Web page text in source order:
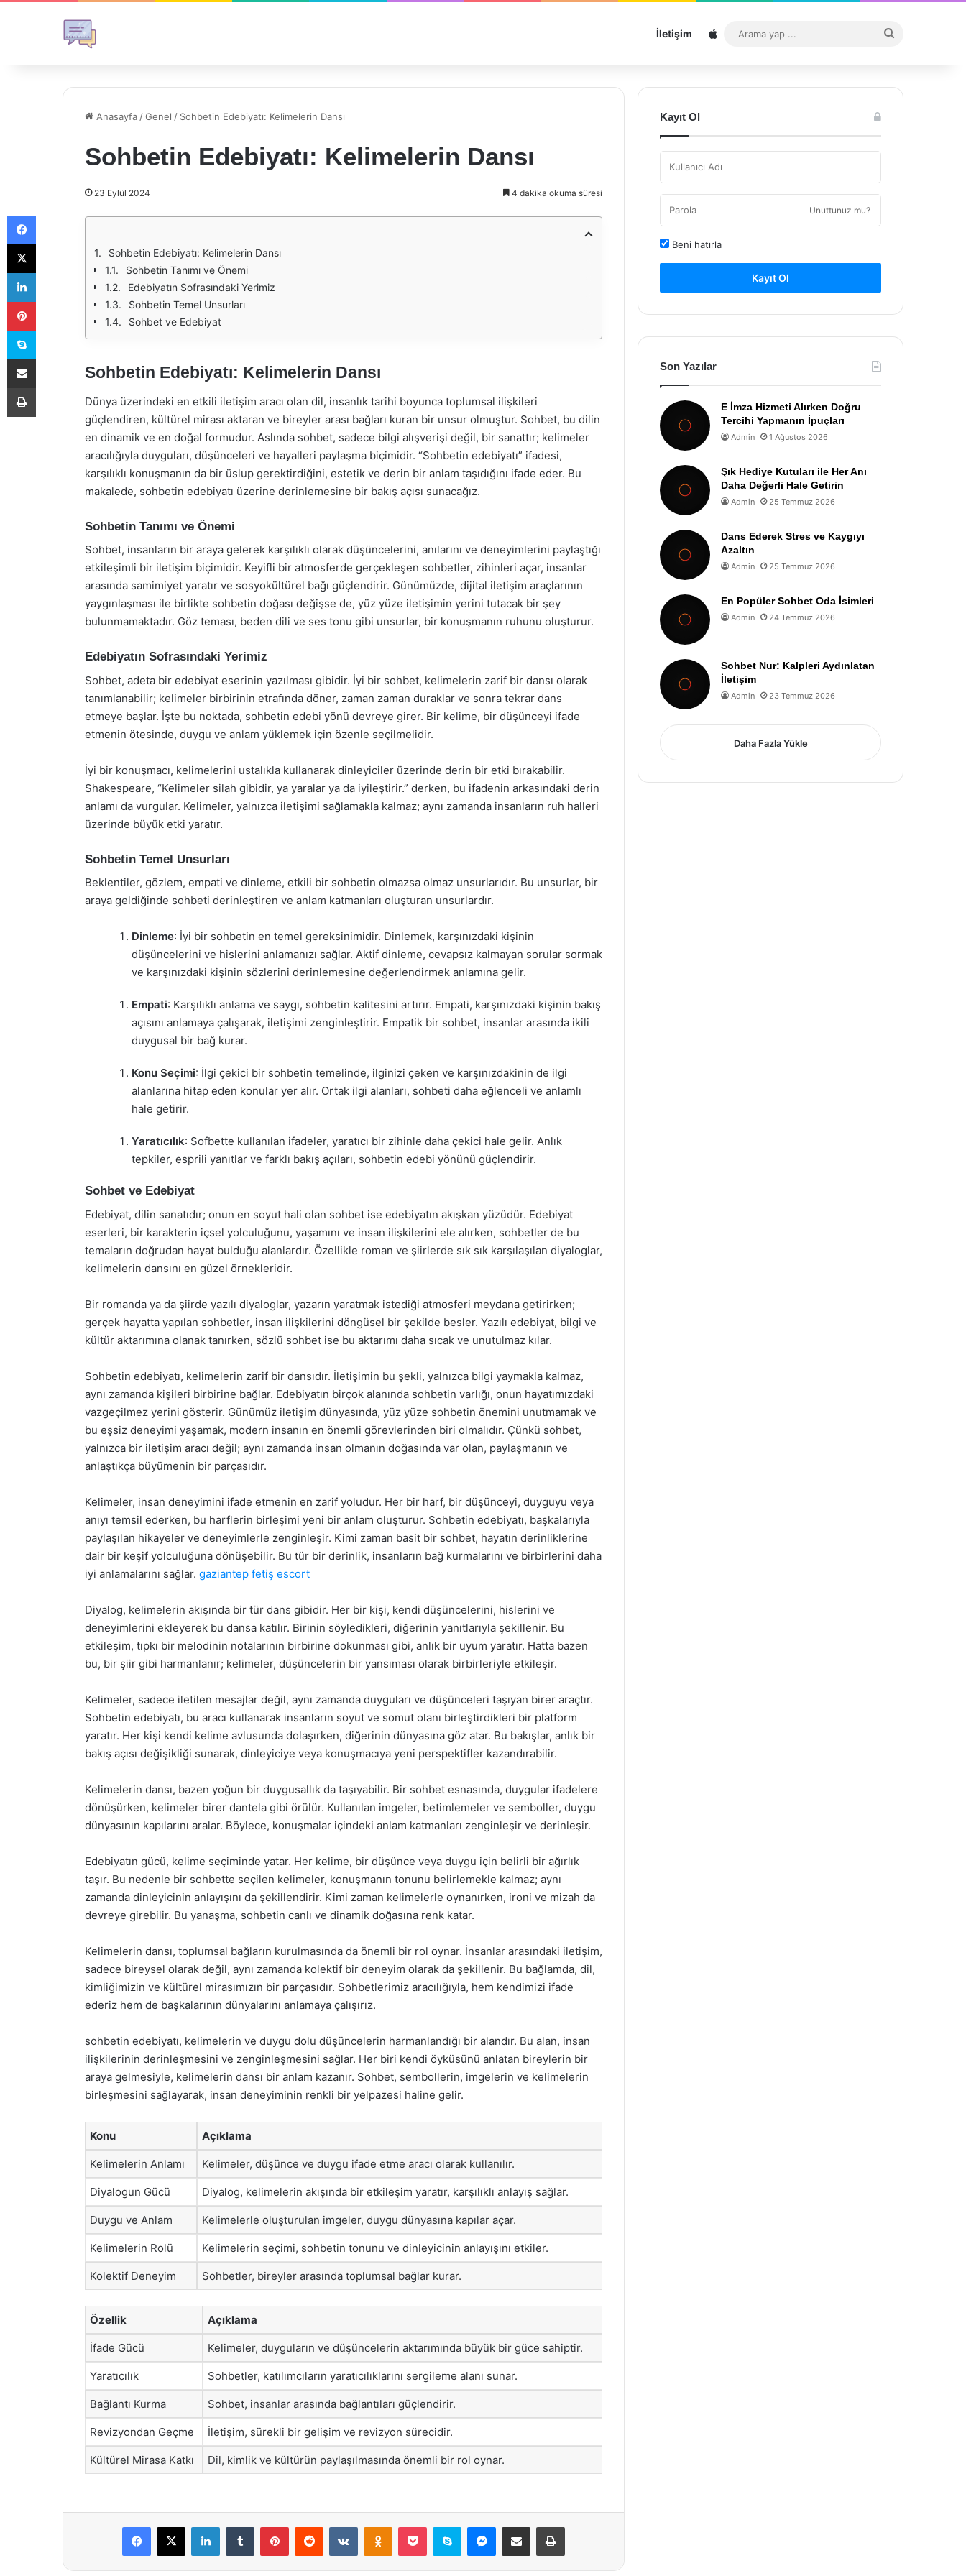
İletişim Sitemap
...
Anasayfa /Genel / Sohbetin Edebiyatı: Kelimelerin Dansı
Sohbetin Edebiyatı: Kelimelerin Dansı
23 Eylül 2024 4 dakika okuma süresi
Sohbetin Edebiyatı: Kelimelerin Dansı
Sohbetin Tanımı ve Önemi
Edebiyatın Sofrasındaki Yerimiz
Sohbetin Temel Unsurları
Sohbet ve Edebiyat
Sohbetin Edebiyatı: Kelimelerin Dansı
Dünya üzerindeki en etkili iletişim aracı olan dil, insanlık tarihi boyunca toplumsal ilişkileri
güçlendiren, kültürel mirası aktaran ve bireyler arası bağları kuran bir unsur olmuştur. Sohbet, bu dilin
en dinamik ve en doğal formudur. Aslında sohbet, sadece bilgi alışverişi değil, bir sanattır; kelimeler
aracılığıyla duyguları, düşünceleri ve hayalleri paylaşma biçimidir. “Sohbetin edebiyatı” ifadesi,
karşılıklı konuşmanın da bir üslup gerektirdiğini, estetik ve derin bir anlam taşıdığını ifade eder. Bu
makalede, sohbetin edebiyatı üzerine derinlemesine bir bakış açısı sunacağız.
Sohbetin Tanımı ve Önemi
Sohbet, insanların bir araya gelerek karşılıklı olarak düşüncelerini, anılarını ve deneyimlerini paylaştığı
etkileşimli bir iletişim biçimidir. Keyifli bir atmosferde gerçekleşen sohbetler, zihinleri açar, insanlar
arasında samimiyet yaratır ve sosyokültürel bağı güçlendirir. Günümüzde, dijital iletişim araçlarının
yaygınlaşması ile birlikte sohbetin doğası değişse de, yüz yüze iletişimin yerini tutacak bir şey
bulunmamaktadır. Göz teması, beden dili ve ses tonu gibi unsurlar, bir konuşmanın ruhunu oluşturur.
Edebiyatın Sofrasındaki Yerimiz
Sohbet, adeta bir edebiyat eserinin yazılması gibidir. İyi bir sohbet, kelimelerin zarif bir dansı olarak
tanımlanabilir; kelimeler birbirinin etrafında döner, zaman zaman duraklar ve sonra tekrar dans
etmeye başlar. İşte bu noktada, sohbetin edebi yönü devreye girer. Bir kelime, bir düşünceyi ifade
etmenin ötesinde, duygu ve anlam yüklemek için özenle seçilmelidir.
İyi bir konuşmacı, kelimelerini ustalıkla kullanarak dinleyiciler üzerinde derin bir etki bırakabilir.
Shakespeare, “Kelimeler silah gibidir, ya yaralar ya da iyileştirir.” derken, bu ifadenin arkasındaki derin
anlamı da vurgular. Kelimeler, yalnızca iletişimi sağlamakla kalmaz; aynı zamanda insanların ruh halleri
üzerinde büyük etki yaratır.
Sohbetin Temel Unsurları
Beklentiler, gözlem, empati ve dinleme, etkili bir sohbetin olmazsa olmaz unsurlarıdır. Bu unsurlar, bir
araya geldiğinde sohbeti derinleştiren ve anlam katmanları oluşturan unsurlardır.
Dinleme: İyi bir sohbetin en temel gereksinimidir. Dinlemek, karşınızdaki kişinin
düşüncelerini ve hislerini anlamanızı sağlar. Aktif dinleme, cevapsız kalmayan sorular sormak
ve karşınızdaki kişinin sözlerini derinlemesine değerlendirmek anlamına gelir.
Empati: Karşılıklı anlama ve saygı, sohbetin kalitesini artırır. Empati, karşınızdaki kişinin bakış
açısını anlamaya çalışarak, iletişimi zenginleştirir. Empatik bir sohbet, insanlar arasında ikili
duygusal bir bağ kurar.
Konu Seçimi: İlgi çekici bir sohbetin temelinde, ilginizi çeken ve karşınızdakinin de ilgi
alanlarına hitap eden konular yer alır. Ortak ilgi alanları, sohbeti daha eğlenceli ve anlamlı
hale getirir.
Yaratıcılık: Sofbette kullanılan ifadeler, yaratıcı bir zihinle daha çekici hale gelir. Anlık
tepkiler, esprili yanıtlar ve farklı bakış açıları, sohbetin edebi yönünü güçlendirir.
Sohbet ve Edebiyat
Edebiyat, dilin sanatıdır; onun en soyut hali olan sohbet ise edebiyatın akışkan yüzüdür. Edebiyat
eserleri, bir karakterin içsel yolculuğunu, yaşamını ve insan ilişkilerini ele alırken, sohbetler de bu
temaların doğrudan hayat bulduğu alanlardır. Özellikle roman ve şiirlerde sık sık karşılaşılan diyaloglar,
kelimelerin dansını en güzel örnekleridir.
Bir romanda ya da şiirde yazılı diyaloglar, yazarın yaratmak istediği atmosferi meydana getirirken;
gerçek hayatta yapılan sohbetler, insan ilişkilerini döngüsel bir şekilde besler. Yazılı edebiyat, bilgi ve
kültür aktarımına olanak tanırken, sözlü sohbet ise bu aktarımı daha sıcak ve unutulmaz kılar.
Sohbetin edebiyatı, kelimelerin zarif bir dansıdır. İletişimin bu şekli, yalnızca bilgi yaymakla kalmaz,
aynı zamanda kişileri birbirine bağlar. Edebiyatın birçok alanında sohbetin varlığı, onun hayatımızdaki
vazgeçilmez yerini gösterir. Günümüz iletişim dünyasında, yüz yüze sohbetin önemini unutmamak ve
bu eşsiz deneyimi yaşamak, modern insanın en önemli görevlerinden biri olmalıdır. Çünkü sohbet,
yalnızca bir iletişim aracı değil; aynı zamanda insan olmanın doğasında var olan, paylaşmanın ve
anlaştıkça büyümenin bir parçasıdır.
Kelimeler, insan deneyimini ifade etmenin en zarif yoludur. Her bir harf, bir düşünceyi, duyguyu veya
anıyı temsil ederken, bu harflerin birleşimi yeni bir anlam oluşturur. Sohbetin edebiyatı, başkalarıyla
paylaşılan hikayeler ve deneyimlerle zenginleşir. Kimi zaman basit bir sohbet, hayatın derinliklerine
dair bir keşif yolculuğuna dönüşebilir. Bu tür bir derinlik, insanların bağ kurmalarını ve birbirlerini daha
iyi anlamalarını sağlar. gaziantep fetiş escort
Diyalog, kelimelerin akışında bir tür dans gibidir. Her bir kişi, kendi düşüncelerini, hislerini ve
deneyimlerini ekleyerek bu dansa katılır. Birinin söyledikleri, diğerinin yanıtlarıyla şekillenir. Bu
etkileşim, tıpkı bir melodinin notalarının birbirine dokunması gibi, anlık bir uyum yaratır. Hatta bazen
bu, bir şiir gibi harmanlanır; kelimeler, düşüncelerin bir yansıması olarak birbirleriyle etkileşir.
Kelimeler, sadece iletilen mesajlar değil, aynı zamanda duyguları ve düşünceleri taşıyan birer araçtır.
Sohbetin edebiyatı, bu aracı kullanarak insanların soyut ve somut olanı birleştirdikleri bir platform
yaratır. Her kişi kendi kelime avlusunda dolaşırken, diğerinin dünyasına göz atar. Bu bakışlar, anlık bir
bakış açısı değişikliği sunarak, dinleyiciye veya konuşmacıya yeni perspektifler kazandırabilir.
Kelimelerin dansı, bazen yoğun bir duygusallık da taşıyabilir. Bir sohbet esnasında, duygular ifadelere
dönüşürken, kelimeler birer dantela gibi örülür. Kullanılan imgeler, betimlemeler ve semboller, duygu
dünyasının kapılarını aralar. Böylece, konuşmalar içindeki anlam katmanları zenginleşir ve derinleşir.
Edebiyatın gücü, kelime seçiminde yatar. Her kelime, bir düşünce veya duygu için belirli bir ağırlık
taşır. Bu nedenle bir sohbette seçilen kelimeler, konuşmanın tonunu belirlemekle kalmaz; aynı
zamanda dinleyicinin anlayışını da şekillendirir. Kimi zaman kelimelerle oynanırken, ironi ve mizah da
devreye girebilir. Bu yanaşma, sohbetin canlı ve dinamik doğasına renk katar.
Kelimelerin dansı, toplumsal bağların kurulmasında da önemli bir rol oynar. İnsanlar arasındaki iletişim,
sadece bireysel olarak değil, aynı zamanda kolektif bir deneyim olarak da şekillenir. Bu bağlamda, dil,
kimliğimizin ve kültürel mirasımızın bir parçasıdır. Sohbetlerimiz aracılığıyla, hem kendimizi ifade
ederiz hem de başkalarının dünyalarını anlamaya çalışırız.
sohbetin edebiyatı, kelimelerin ve duygu dolu düşüncelerin harmanlandığı bir alandır. Bu alan, insan
ilişkilerinin derinleşmesini ve zenginleşmesini sağlar. Her biri kendi öyküsünü anlatan bireylerin bir
araya gelmesiyle, kelimelerin dansı bir anlam kazanır. Sohbet, sembollerin, imgelerin ve kelimelerin
birleşmesini sağlayarak, insan deneyiminin renkli bir yelpazesi haline gelir.
Konu Açıklama
Kelimelerin Anlamı Kelimeler, düşünce ve duygu ifade etme aracı olarak kullanılır.
Diyalogun Gücü Diyalog, kelimelerin akışında bir etkileşim yaratır, karşılıklı anlayış sağlar.
Duygu ve Anlam Kelimelerle oluşturulan imgeler, duygu dünyasına kapılar açar.
Kelimelerin Rolü Kelimelerin seçimi, sohbetin tonunu ve dinleyicinin anlayışını etkiler.
Kolektif Deneyim Sohbetler, bireyler arasında toplumsal bağlar kurar.
Özellik Açıklama
İfade Gücü Kelimeler, duyguların ve düşüncelerin aktarımında büyük bir güce sahiptir.
Yaratıcılık Sohbetler, katılımcıların yaratıcılıklarını sergileme alanı sunar.
Bağlantı Kurma Sohbet, insanlar arasında bağlantıları güçlendirir.
Revizyondan Geçme İletişim, sürekli bir gelişim ve revizyon sürecidir.
Kültürel Mirasa Katkı Dil, kimlik ve kültürün paylaşılmasında önemli bir rol oynar.
Facebook
X LinkedInTumblr PinterestReddit VKontakteOdnoklassniki
Pocket Skype Messenger
E-Posta ile paylaş Yazdır
Kayıt Ol
Unuttunuz mu?
Beni hatırla
Kayıt Ol
Son Yazılar
E İmza Hizmeti Alırken Doğru
Tercihi Yapmanın İpuçları
Admin 1 Ağustos 2026
Şık Hediye Kutuları ile Her Anı
Daha Değerli Hale Getirin
Admin 25 Temmuz 2026
Dans Ederek Stres ve Kaygıyı
Azaltın
Admin 25 Temmuz 2026
En Popüler Sohbet Oda İsimleri
Admin 24 Temmuz 2026
Sohbet Nur: Kalpleri Aydınlatan
İletişim
Admin 23 Temmuz 2026
Daha Fazla Yükle
Facebook
X
LinkedIn
Pinterest
Skype
E-Posta ile paylaş